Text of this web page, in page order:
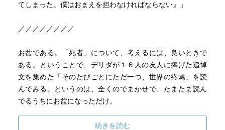
てしまった。僕はおまえを担わなければならない』」
／／／／／／／／
お盆である。「死者」について、考えるには、良いときで
ある。ということで、デリダが１６人の友人に捧げた追悼
文を集めた「そのたびごとにただ一つ、世界の終焉」を読
んでみる。というのは、全くのでまかせで、たまたま読ん
でるうちにお盆になっただけ。
さて、追悼文、弔辞というジャンルであるが、なんともい
続きを読む